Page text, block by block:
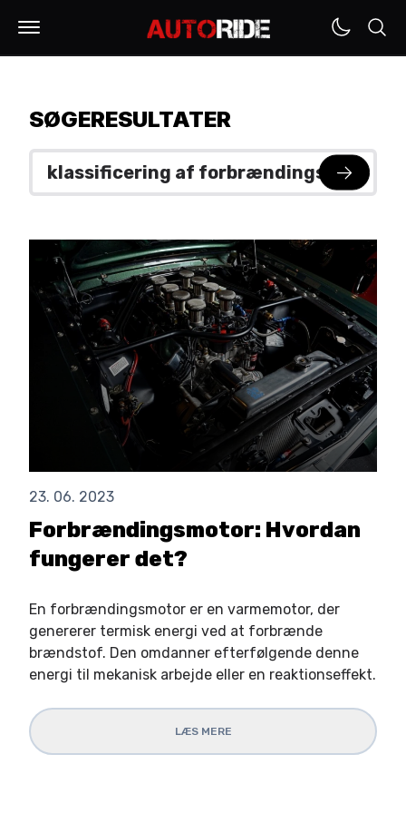
SØGERESULTATER
23. 06. 2023
Forbrændingsmotor: Hvordan
fungerer det?
En forbrændingsmotor er en varmemotor, der
genererer termisk energi ved at forbrænde
brændstof. Den omdanner efterfølgende denne
energi til mekanisk arbejde eller en reaktionseffekt.
LÆS MERE